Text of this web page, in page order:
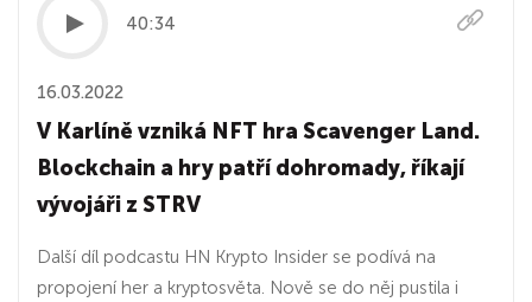
40:34
16.03.2022
V Karlíně vzniká NFT hra Scavenger Land.
Blockchain a hry patří dohromady, říkají
vývojáři z STRV
Další díl podcastu HN Krypto Insider se podívá na
propojení her a kryptosvěta. Nově se do něj pustila i